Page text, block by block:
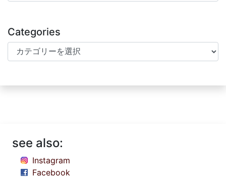
Categories
Categories
see also:
Instagram
Facebook